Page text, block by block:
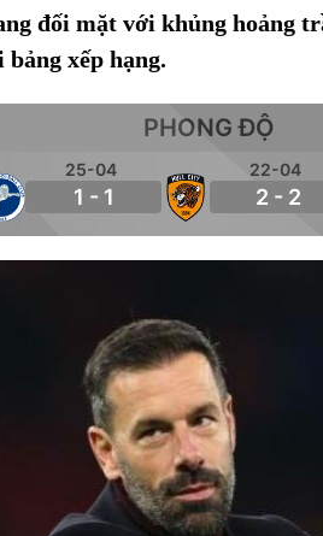
đối mặt với khủng hoảng
xếp hạng.
PHONG ĐỘ
25-04
1 - 1
22-04
2 - 2